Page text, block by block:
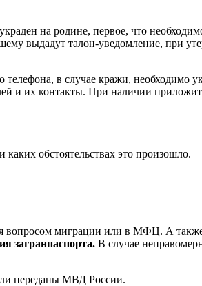
на родине, первое, что
выдадут талон-уведомление, при
в случае кражи, необходимо
и их контакты. При наличии
каких обстоятельствах это произошло.
вопросом миграции или в МФЦ. А
загранпаспорта. В случае
переданы МВД России.